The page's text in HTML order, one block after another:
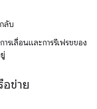
ลับ
ารเลื่อนและการรีเฟรชของ
อข่าย